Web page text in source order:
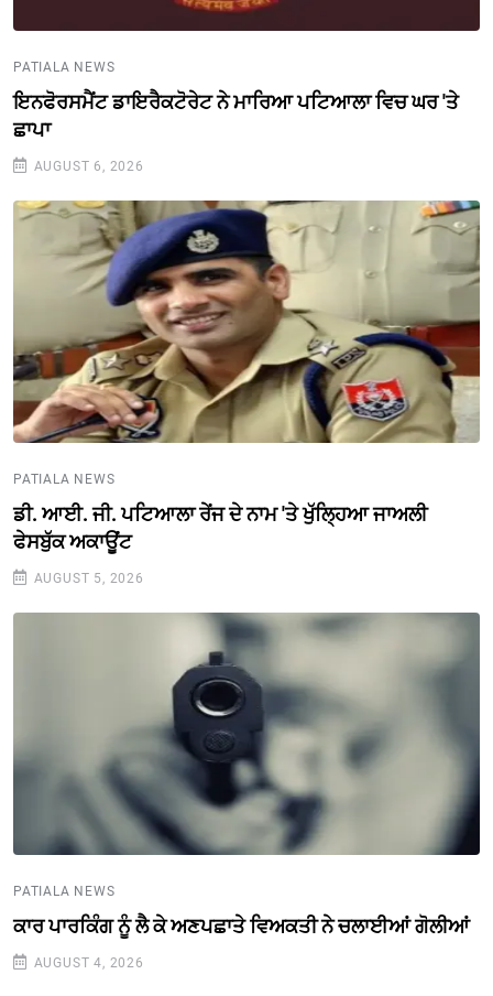
PATIALA NEWS
ਇਨਫੋਰਸਮੈਂਟ ਡਾਇਰੈਕਟੋਰੇਟ ਨੇ ਮਾਰਿਆ ਪਟਿਆਲਾ ਵਿਚ ਘਰ 'ਤੇ
ਛਾਪਾ
AUGUST 6, 2026
PATIALA NEWS
ਡੀ. ਆਈ. ਜੀ. ਪਟਿਆਲਾ ਰੇਂਜ ਦੇ ਨਾਮ 'ਤੇ ਖੁੱਲ੍ਹਿਆ ਜਾਅਲੀ
ਫੇਸਬੁੱਕ ਅਕਾਊਂਟ
AUGUST 5, 2026
PATIALA NEWS
ਕਾਰ ਪਾਰਕਿੰਗ ਨੂੰ ਲੈ ਕੇ ਅਣਪਛਾਤੇ ਵਿਅਕਤੀ ਨੇ ਚਲਾਈਆਂ ਗੋਲੀਆਂ
AUGUST 4, 2026